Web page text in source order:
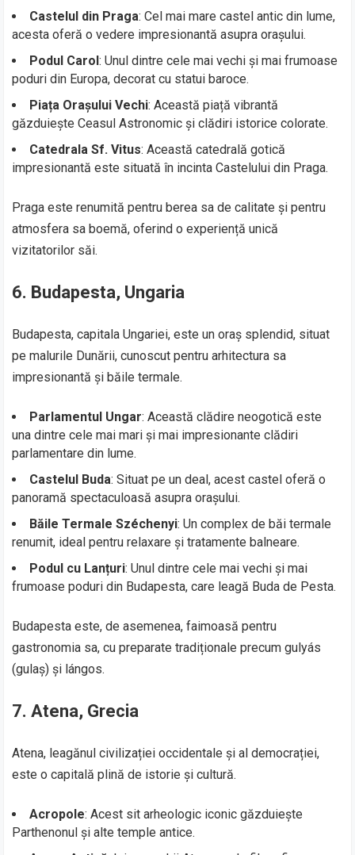
Castelul din Praga: Cel mai mare castel antic din lume,
acesta oferă o vedere impresionantă asupra orașului.
Podul Carol: Unul dintre cele mai vechi și mai frumoase
poduri din Europa, decorat cu statui baroce.
Piața Orașului Vechi: Această piață vibrantă
găzduiește Ceasul Astronomic și clădiri istorice colorate.
Catedrala Sf. Vitus: Această catedrală gotică
impresionantă este situată în incinta Castelului din Praga.
Praga este renumită pentru berea sa de calitate și pentru
atmosfera sa boemă, oferind o experiență unică
vizitatorilor săi.
6. Budapesta, Ungaria
Budapesta, capitala Ungariei, este un oraș splendid, situat
pe malurile Dunării, cunoscut pentru arhitectura sa
impresionantă și băile termale.
Parlamentul Ungar: Această clădire neogotică este
una dintre cele mai mari și mai impresionante clădiri
parlamentare din lume.
Castelul Buda: Situat pe un deal, acest castel oferă o
panoramă spectaculoasă asupra orașului.
Băile Termale Széchenyi: Un complex de băi termale
renumit, ideal pentru relaxare și tratamente balneare.
Podul cu Lanțuri: Unul dintre cele mai vechi și mai
frumoase poduri din Budapesta, care leagă Buda de Pesta.
Budapesta este, de asemenea, faimoasă pentru
gastronomia sa, cu preparate tradiționale precum gulyás
(gulaș) și lángos.
7. Atena, Grecia
Atena, leagănul civilizației occidentale și al democrației,
este o capitală plină de istorie și cultură.
Acropole: Acest sit arheologic iconic găzduiește
Parthenonul și alte temple antice.